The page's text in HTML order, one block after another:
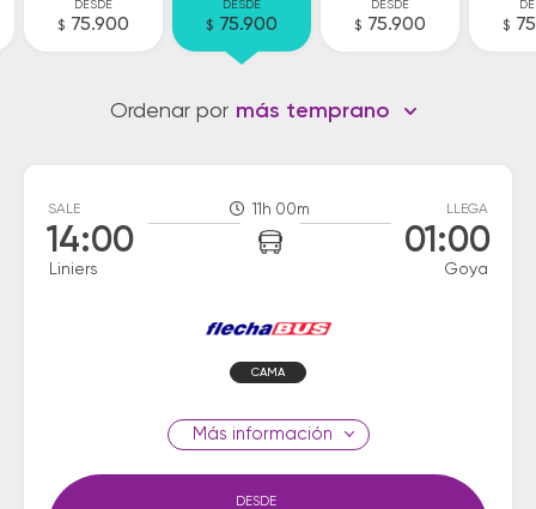
DESDE
$ 75.900
DESDE
$ 75.900
DESDE
$ 75.900 $
Ordenar por más temprano
SALE
14:00
Liniers
11h 00m LLEGA
01:00
Goya
CAMA
información
DESDE